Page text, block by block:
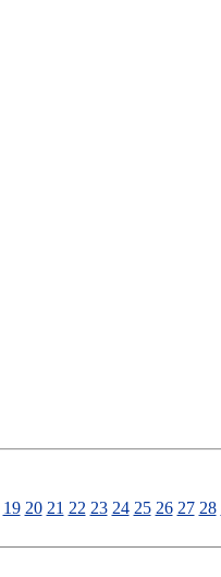
19 20 21 22 23 24 25 26 27 28